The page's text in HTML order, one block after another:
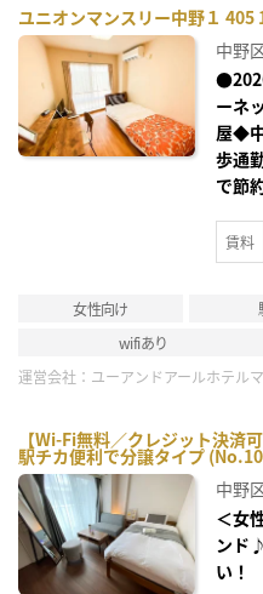
ユニオンマンスリー中野１
中野
ーネ
屋◆
歩通
で節
賃料
女性向け
wifiあり
運営会社： ユーアンドアールホテル
【Wi-Fi無料／クレジット決済
駅チカ便利で分譲タイプ
中野
＜女
ンド
い！